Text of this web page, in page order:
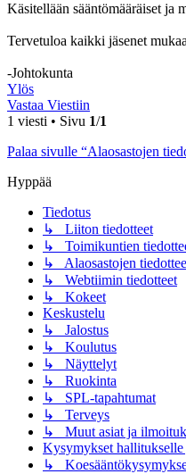
Käsitellään sääntömääräiset ja
Tervetuloa kaikki jäsenet
-Johtokunta
Ylös
Vastaa Viestiin
1 viesti • Sivu 1/1
Palaa sivulle “Alaosastojen
Hyppää
Tiedotus
↳ Liiton tiedotteet
↳ Toimikuntien
↳ Alaosastojen
↳ Webtiimin tiedotteet
↳ Kokeet
Keskustelu
↳ Jalostus
↳ Koulutus
↳ Näyttelyt
↳ Ruokinta
↳ SPL-tapahtumat
↳ Terveys
↳ Muut asiat ja
Kysymykset
↳